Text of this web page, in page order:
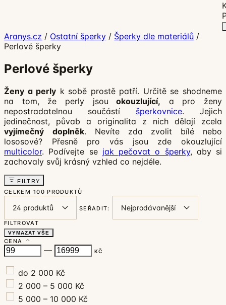
Aranys.cz / Ostatní šperky / Šperky dle materiálů /
Perlové šperky
Perlové šperky
Ženy a perly k sobě prostě patří. Určitě se shodneme
na tom, že perly jsou okouzlující, a pro ženy
nepostradatelnou součástí šperkovnice. Jejich
jedinečnost, půvab a originalita z nich dělají zcela
vyjímečný
doplněk. Nevíte zda zvolit bílé nebo
lososové? Přesně pro vás jsou zde okouzlující
multicolor. Podívejte se jak pečovat o šperky, aby si
zachovaly svůj krásný vzhled co nejdéle.
FILTRY
CELKEM 100 PRODUKTŮ
SEŘADIT:
FILTROVAT
VYMAZAT VŠE
CENA
— KČ
do 2 000 Kč
2 000 – 5 000 Kč
5 000 – 10 000 Kč